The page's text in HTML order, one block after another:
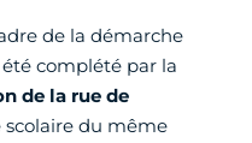
de la démarche
complété par la
de la rue de
scolaire du même